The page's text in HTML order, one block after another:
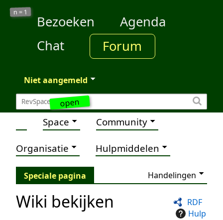
open
n = 1
Bezoeken
Agenda
Chat
Forum
Niet aangemeld
Space Community
Organisatie Hulpmiddelen
Speciale pagina Handelingen
RDF
Hulp
Wiki bekijken